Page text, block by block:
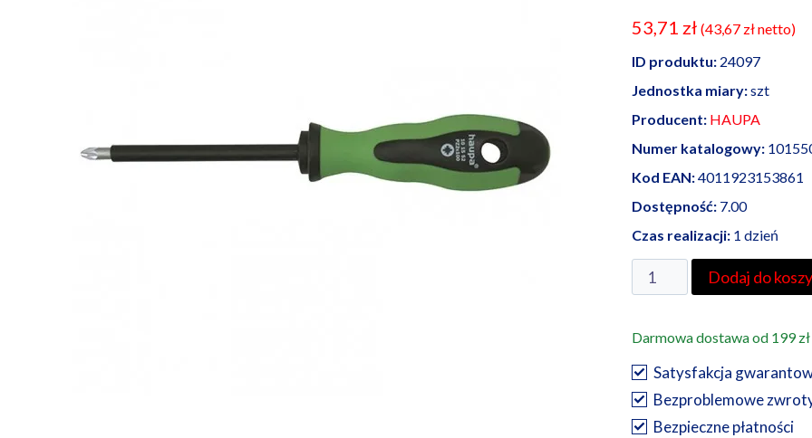
53,71 zł (43,67 złnetto)
ID produktu:24097
Jednostka miary:szt
Producent: HAUPA
Numer katalogowy:
Kod EAN:4011923153861
Dostępność:7.00
Czas realizacji:1 dzień
ilość
Haupa
krzyżakowy
1PZ
2
K
Dodaj do
Darmowa dostawa od 199 zł
Satysfakcja
Bezproblemowe
Bezpieczne płatności